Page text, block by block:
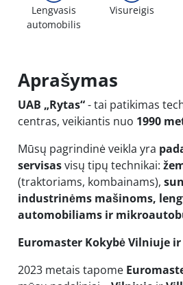
Lengvasis
automobilis
Visureigis
Aprašymas
UAB „Rytas“- tai patikimas
centras, veikiantis nuo 1990
Mūsų pagrindinė veikla yra
servisasvisų tipų technikai:
(traktoriams, kombainams),
industrinėms mašinoms,
automobiliams ir
Euromaster Kokybė Vilniuje
2023 metais tapome